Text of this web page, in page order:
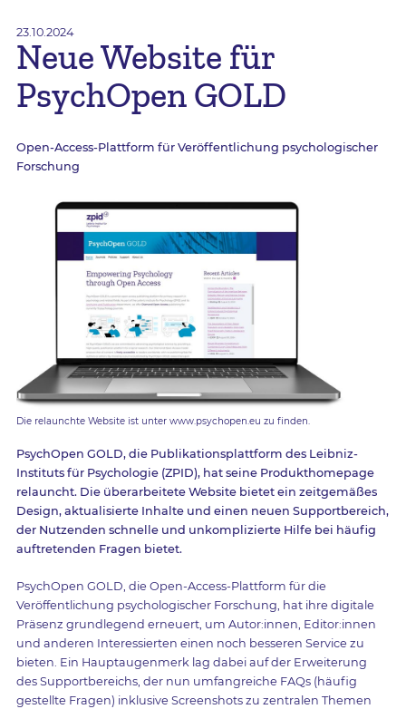
23.10.2024
Neue Website für
PsychOpen GOLD
Open-Access-Plattform für Veröffentlichung psychologischer
Forschung
Die relaunchte Website ist unter www.psychopen.eu zu finden.
PsychOpen GOLD, die Publikationsplattform des Leibniz-
Instituts für Psychologie (ZPID), hat seine Produkthomepage
relauncht. Die überarbeitete Website bietet ein zeitgemäßes
Design, aktualisierte Inhalte und einen neuen Supportbereich,
der Nutzenden schnelle und unkomplizierte Hilfe bei häufig
auftretenden Fragen bietet.
PsychOpen GOLD, die Open-Access-Plattform für die
Veröffentlichung psychologischer Forschung, hat ihre digitale
Präsenz grundlegend erneuert, um Autor:innen, Editor:innen
und anderen Interessierten einen noch besseren Service zu
bieten. Ein Hauptaugenmerk lag dabei auf der Erweiterung
des Supportbereichs, der nun umfangreiche FAQs (häufig
gestellte Fragen) inklusive Screenshots zu zentralen Themen